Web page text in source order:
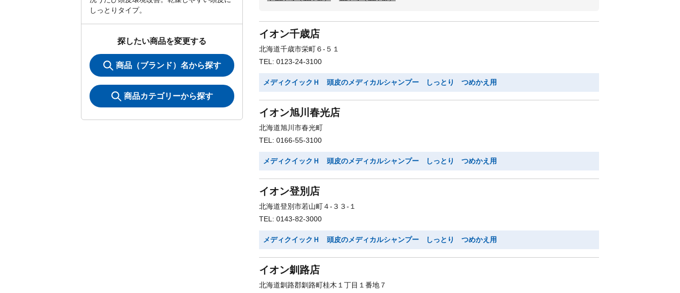
しっとりタイプ。
探したい商品を変更する
商品（ブランド）名から探す
商品カテゴリーから探す
イオン千歳店
北海道千歳市栄町６-５１
TEL: 0123-24-3100
メディクイックＨ 頭皮のメディカルシャンプー しっとり つめかえ用
イオン旭川春光店
北海道旭川市春光町
TEL: 0166-55-3100
メディクイックＨ 頭皮のメディカルシャンプー しっとり つめかえ用
イオン登別店
北海道登別市若山町４-３３-１
TEL: 0143-82-3000
メディクイックＨ 頭皮のメディカルシャンプー しっとり つめかえ用
イオン釧路店
北海道釧路郡釧路町桂木１丁目１番地７